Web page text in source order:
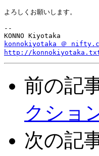
よろしくお願いします。
--
konnokiyotaka ＠
http://
前の記
クショ
次の記